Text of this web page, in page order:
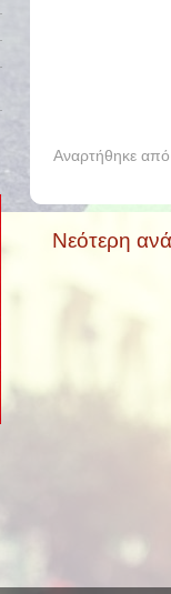
Αναρτήθηκε από
Νεότερη